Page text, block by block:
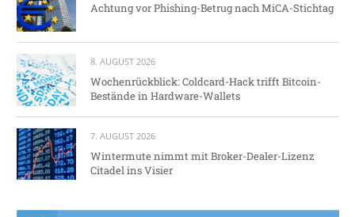
Achtung vor Phishing-Betrug nach MiCA-Stichtag
8. AUGUST 2026
Wochenrückblick: Coldcard-Hack trifft Bitcoin-
Bestände in Hardware-Wallets
7. AUGUST 2026
Wintermute nimmt mit Broker-Dealer-Lizenz
Citadel ins Visier